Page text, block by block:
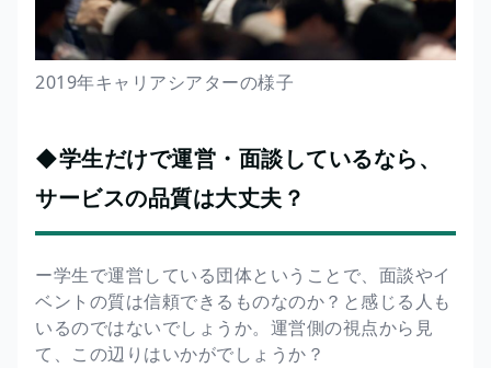
2019年キャリアシアターの様子
◆学生だけで運営・面談しているなら、
サービスの品質は大丈夫？
ー学生で運営している団体ということで、面談やイ
ベントの質は信頼できるものなのか？と感じる人も
いるのではないでしょうか。運営側の視点から見
て、この辺りはいかがでしょうか？